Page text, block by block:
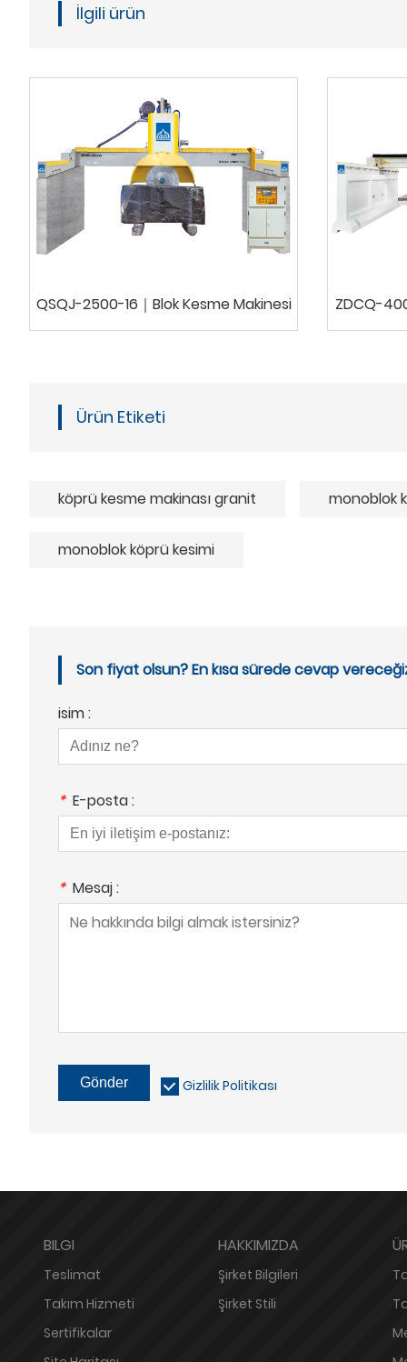
İlgili ürün
QSQJ-2500-16｜Blok Kesme Makinesi ZDCQ-
Ürün Etiketi
köprü kesme makinası granit monoblok
monoblok köprü kesimi
Son fiyat olsun? En kısa sürede cevap
isim :
* E-posta :
* Mesaj :
Gönder Gizlilik Politikası
BILGI
Teslimat
Takım Hizmeti
Sertifikalar
HAKKIMIZDA
Şirket Bilgileri
Şirket Stili